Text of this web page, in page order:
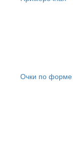
Очки по форме